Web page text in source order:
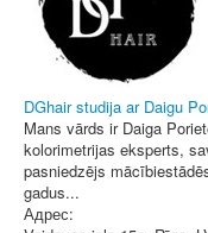
DGhair studija ar Daigu
Mans vārds ir Daiga
kolorimetrijas eksperts,
pasniedzējs
gadus...
Адрес: